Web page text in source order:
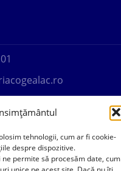
tehnologii, cum ar fi cookie-
despre dispozitive.
permite să procesăm date, cum